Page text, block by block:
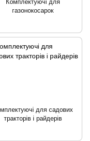
Комплектуючі для
газонокосарок
для садових
тракторів і райдерів